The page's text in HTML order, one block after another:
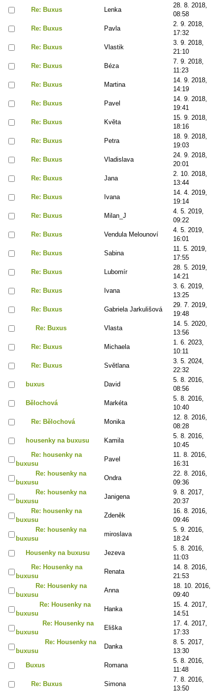
Re: Buxus
Lenka
28. 8. 2018,
08:58
Re: Buxus
Pavla
2. 9. 2018,
17:32
Re: Buxus
Vlastik
3. 9. 2018,
21:10
Re: Buxus
Béza
7. 9. 2018,
11:23
Re: Buxus
Martina
14. 9. 2018,
14:19
Re: Buxus
Pavel
14. 9. 2018,
19:41
Re: Buxus
Květa
15. 9. 2018,
18:16
Re: Buxus
Petra
18. 9. 2018,
19:03
Re: Buxus
Vladislava
24. 9. 2018,
20:01
Re: Buxus
Jana
2. 10. 2018,
13:44
Re: Buxus
Ivana
14. 4. 2019,
19:14
Re: Buxus
Milan_J
4. 5. 2019,
09:22
Re: Buxus
Vendula Melounoví
4. 5. 2019,
16:01
Re: Buxus
Sabina
11. 5. 2019,
17:55
Re: Buxus
Lubomír
28. 5. 2019,
14:21
Re: Buxus
Ivana
3. 6. 2019,
13:25
Re: Buxus
Gabriela Jarkulišová
29. 7. 2019,
19:48
Re: Buxus
Vlasta
14. 5. 2020,
13:56
Re: Buxus
Michaela
1. 6. 2023,
10:11
Re: Buxus
Světlana
3. 5. 2024,
22:32
buxus
David
5. 8. 2016,
08:56
Bělochová
Markéta
5. 8. 2016,
10:40
Re: Bělochová
Monika
12. 8. 2016,
08:28
housenky na buxusu
Kamila
5. 8. 2016,
10:45
Re: housenky na
buxusu
Pavel
11. 8. 2016,
16:31
Re: housenky na
buxusu
Ondra
22. 8. 2016,
09:36
Re: housenky na
buxusu
Janigena
9. 8. 2017,
20:37
Re: housenky na
buxusu
Zdeněk
16. 8. 2016,
09:46
Re: housenky na
buxusu
miroslava
5. 9. 2016,
18:24
Housenky na buxusu
Jezeva
5. 8. 2016,
11:03
Re: Housenky na
buxusu
Renata
14. 8. 2016,
21:53
Re: Housenky na
buxusu
Anna
18. 10. 2016,
09:40
Re: Housenky na
buxusu
Hanka
15. 4. 2017,
14:51
Re: Housenky na
buxusu
Eliška
17. 4. 2017,
17:33
Re: Housenky na
buxusu
Danka
8. 5. 2017,
13:30
Buxus
Romana
5. 8. 2016,
11:48
Re: Buxus
Simona
7. 8. 2016,
13:50